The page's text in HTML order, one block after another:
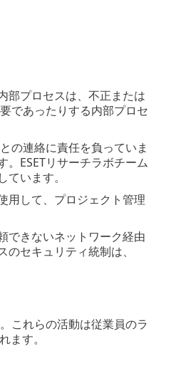
部プロセスは、不正または
であったりする内部プロセ
の連絡に責任を負っていま
。ESETリサーチラボチーム
います。
用して、プロジェクト管理
できないネットワーク経由
セキュリティ統制は、
これらの活動は従業員のラ
ます。